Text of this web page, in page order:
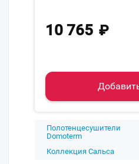
10 765 ₽
Полотенцесушители
Domoterm
Коллекция Сальса